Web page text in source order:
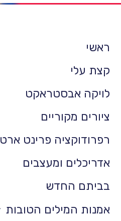
ראשי
קצת עלי
לויקה אבסטראקט
ציורים מקוריים
רפרודוקציה פרינט ארט
אדריכלים ומעצבים
בביתם החדש
אמנות המילים הטובות